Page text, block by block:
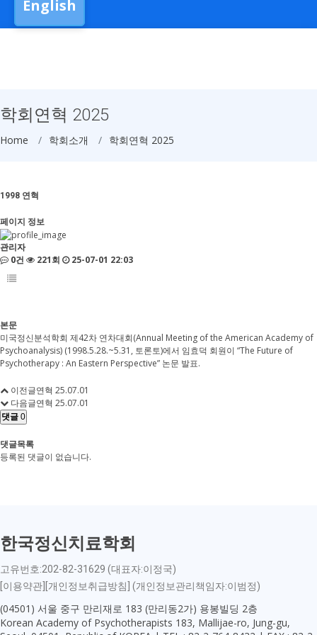
English
학회연혁 2025
Home 학회소개 학회연혁 2025
1998 연혁
페이지 정보
관리자
0건
221회 25-07-01 22:03
본문
미국정신분석학회 제42차 연차대회(Annual Meeting of the American Academy of
Psychoanalysis) (1998.5.28.~5.31, 토론토)에서 임효덕 회원이 “The Future of
Psychotherapy : An Eastern Perspective” 논문 발표.
이전글연혁 25.07.01
다음글연혁 25.07.01
댓글 0
댓글목록
등록된 댓글이 없습니다.
한국정신치료학회
고유번호:202-82-31629 (대표자:이정국)
[이용약관][개인정보취급방침] (개인정보관리책임자:이범정)
(04501) 서울 중구 만리재로 183 (만리동2가) 용봉빌딩 2층
Korean Academy of Psychotherapists 183, Mallijae-ro, Jung-gu,